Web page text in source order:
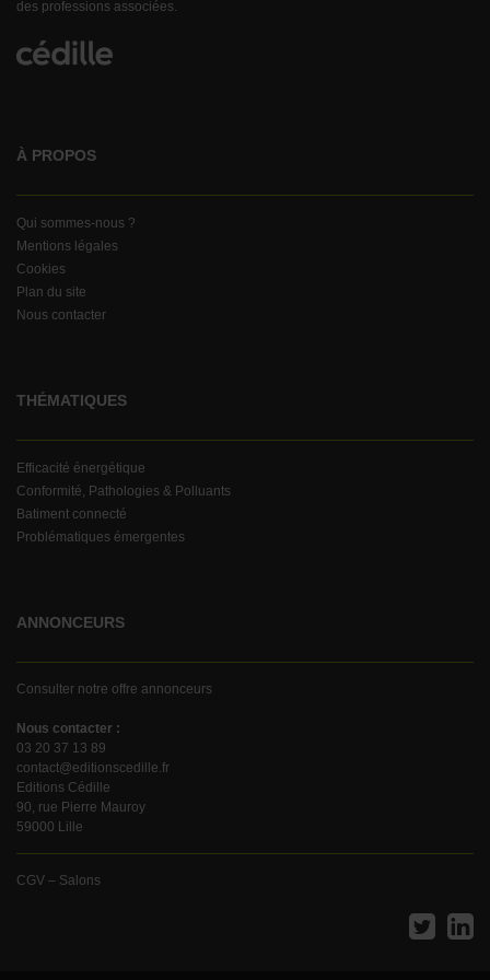
des professions associées.
À PROPOS
Qui sommes-nous ?
Mentions légales
Cookies
Plan du site
Nous contacter
THÉMATIQUES
Efficacité énergétique
Conformité, Pathologies & Polluants
Batiment connecté
Problématiques émergentes
ANNONCEURS
Consulter notre offre annonceurs
Nous contacter :
03 20 37 13 89
contact@editionscedille.fr
Editions Cédille
90, rue Pierre Mauroy
59000 Lille
CGV – Salons